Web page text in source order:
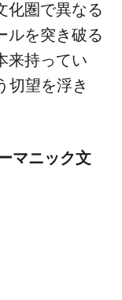
化圏で異なる
ルを突き破る
来持ってい
切望を浮き
マニック文